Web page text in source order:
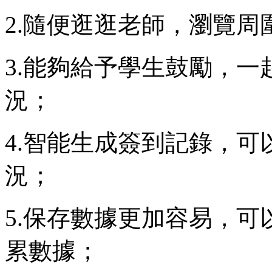
2.隨便逛逛老師，瀏覽周
3.能夠給予學生鼓勵，
況；
4.智能生成簽到記錄，可
況；
5.保存數據更加容易，
累數據；